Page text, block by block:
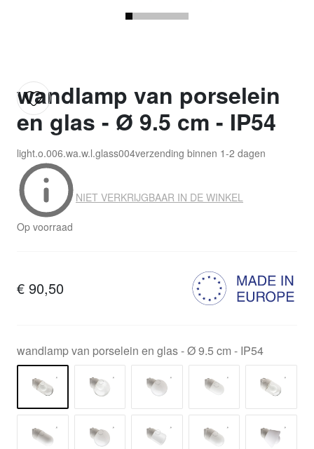
wandlamp van porselein
en glas - Ø 9.5 cm - IP54
light.o.006.wa.w.l.glass004verzending binnen 1-2 dagen
Op voorraad
NIET VERKRIJGBAAR IN DE WINKEL
€ 90,50
wandlamp van porselein en glas - Ø 9.5 cm - IP54